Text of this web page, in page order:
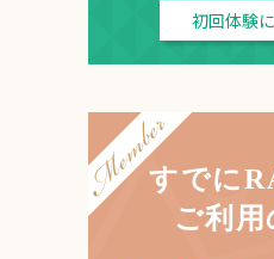
初回体験
すでに
ご利